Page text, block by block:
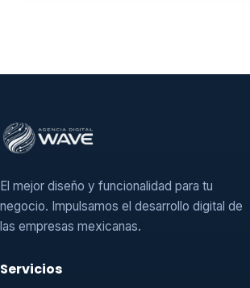
El mejor diseño y funcionalidad para tu
negocio. Impulsamos el desarrollo digital de
las empresas mexicanas.
Servicios